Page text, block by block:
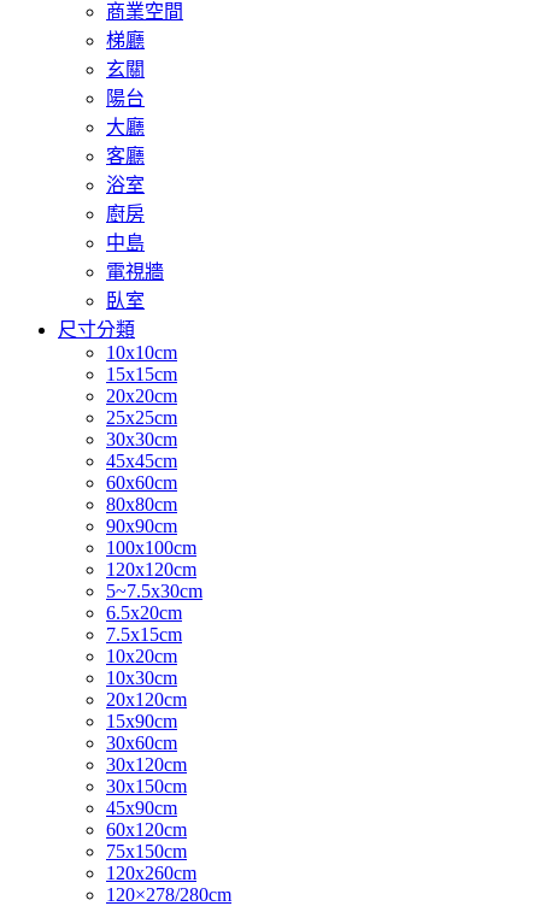
商業空間
梯廳
玄關
陽台
大廳
客廳
浴室
廚房
中島
電視牆
臥室
尺寸分類
10x10cm
15x15cm
20x20cm
25x25cm
30x30cm
45x45cm
60x60cm
80x80cm
90x90cm
100x100cm
120x120cm
5~7.5x30cm
6.5x20cm
7.5x15cm
10x20cm
10x30cm
20x120cm
15x90cm
30x60cm
30x120cm
30x150cm
45x90cm
60x120cm
75x150cm
120x260cm
120×278/280cm